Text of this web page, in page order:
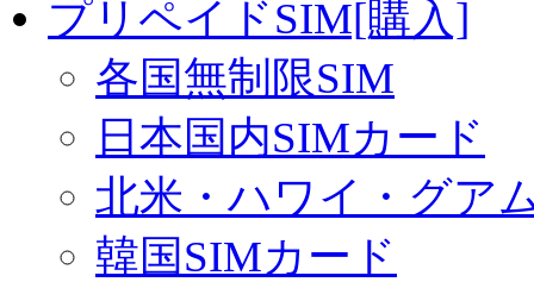
プリペイドSIM[購入]
各国無制限SIM
日本国内SIMカード
北米・ハワイ・グア
韓国SIMカード